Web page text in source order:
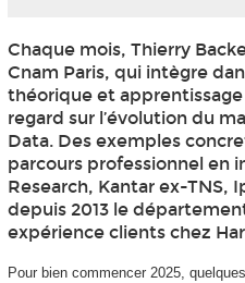
Chaque mois, Thierry
Cnam Paris, qui intègre
théorique et
regard sur l’évolution du
Data. Des exemples
parcours professionnel en
Research, Kantar ex-TNS,
depuis 2013 le
expérience clients chez
Pour bien commencer 2025,